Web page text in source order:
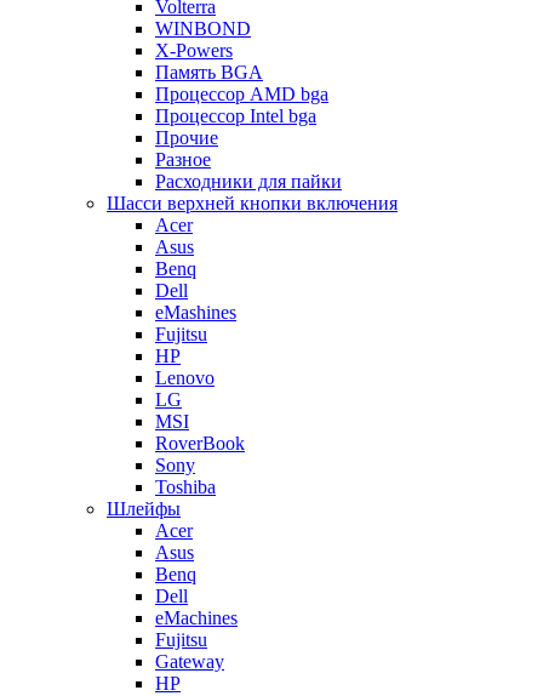
Volterra
WINBOND
X-Powers
Память BGA
Процессор AMD bga
Процессор Intel bga
Прочие
Разное
Расходники для пайки
Шасси верхней кнопки включения
Acer
Asus
Benq
Dell
eMashines
Fujitsu
HP
Lenovo
LG
MSI
RoverBook
Sony
Toshiba
Шлейфы
Acer
Asus
Benq
Dell
eMachines
Fujitsu
Gateway
HP